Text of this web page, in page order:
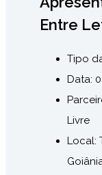
Entre
Tipo
Data:
Livre
Local: